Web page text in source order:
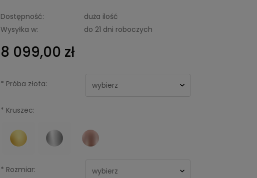
Dostępność:
duża ilość
Wysyłka w:
do 21 dni roboczych
8 099,00 zł
* Próba złota:
* Kruszec:
* Rozmiar: